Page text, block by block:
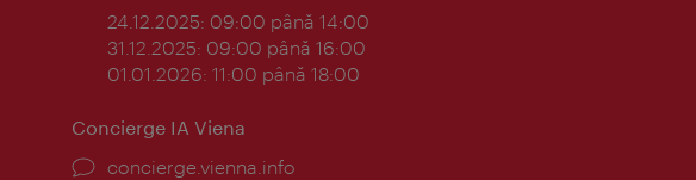
24.12.2025: 09:00 până 14:00
31.12.2025: 09:00 până 16:00
01.01.2026: 11:00 până 18:00
Concierge IA Viena
concierge.vienna.info